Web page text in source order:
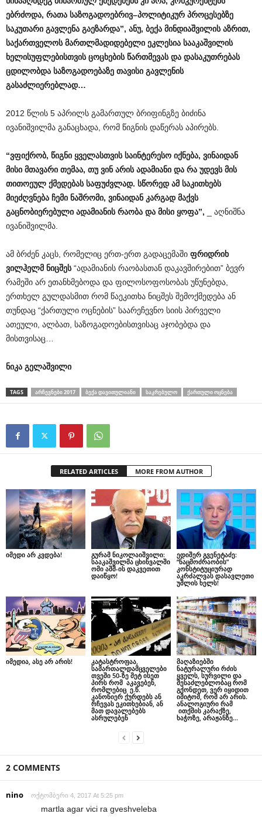
ებრძოდა, რათა საზოგადოებრივ–პოლიტიკურ პროცესებზე
საკუთარი გავლენა გაეზარდა”, ანუ, ბექა მინდიაშვილის აზრით,
საქართველოს მართლმადიდებელი ეკლესია სააკაშვილის
ხელისუფლებისთვის ცოცხების წართმევას და დასაკუთრებას
ცდილობდა საზოგადოებაზე თავისი გავლენის
გასაძლიერებლად…
2012 წლის 5 აპრილს გამართულ ბრიფინგზე ბიძინა
ივანიშვილმა განაცხადა, რომ წიგნის დაწერას აპირებს.
“ვფიქრობ, წიგნი ყველასთვის საინტერესო იქნება, ვინაიდან
მისი მთავარი თემაა, თუ ვინ არის ადამიანი და რა უდევს მის
თითოეულ ქმედებას საფუძვლად. სწორედ ამ საკითხებს
მიეძღვნება ჩემი ნაშრომი, ვინაიდან კარგად მაქვს
გაცნობიერებული ადამიანის რაობა და მისი ყოფა”,
_ აღნიშნა
ივანიშვილმა.
ამ ბრძენ კაცს, რომელიც ერთ-ერთ გადაცემაში ფრიდრიხ
ვილჰელმ ნიცშეს“ადამიანის რაობასთან დაკავშირებით” ბევრ
რამეში არ ეთანხმებოდა და ფილოსოფოსობას უწუნებდა,
ერთხელ გულდასმით რომ წაეკითხა ნიცშეს შემოქმედება ან
თუნდაც “ქართული ოცნების” საარეჩევნო სიის პირველი
ათეული, ალბათ, საზოგადოებისთვისაც აჯობებდა და
მისთვისაც…
ნიკა გელაშვილი
TAGS ᲐᲠᲩᲔᲕᲜᲔᲑᲘ 2017 ᲑᲔᲥᲐ ᲓᲐᲕᲘᲗᲣᲚᲘᲐᲜᲘ ᲡᲐᲙᲠᲔᲑᲣᲚᲝ ᲥᲐᲠᲗᲣᲚᲘ ᲝᲪᲜᲔᲑᲐ
RELATED ARTICLES MORE FROM AUTHOR
იმედი არ კვდება!
გურამ ნიკოლაიშვილი:
სააკაშვილმა ცხინვალში
ომი აშშ-ის დაკვეთით
დაიწყო!
ედიშერ გვენეტაძე:
“ნაცმოძრაობის”
კონსტიტუციურად
აკრძალვას დასავლეთი
უშლის ხელს!
იმედია, ასე არ არის!
კატასტროფაა,
სამართალდამცველები
თვეში 50-ზე მეტ ისეთ
პირს რომ აკავებენ,
რომლებიც ე.წ.
კანონიერ ქურდებს ან
რჩევას ეკითხებიან, ან
მათ დავალებებს
ასრულებენ
მაღაზიებში
ნატურალური რძის
ყველს, სურვილი და
შესაძლებლობაც რომ
გქონდეთ, ვერ იყიდით
იმიტომ, რომ არ არის.
ანალოგიური რამ
ითქმის კარაქზე,
ხაჭოზე, არაჟანზე…
2 COMMENTS
nino ოქტომბერი 4, 2017 At 5:25 pm
martla agar vici ra gveshveleba